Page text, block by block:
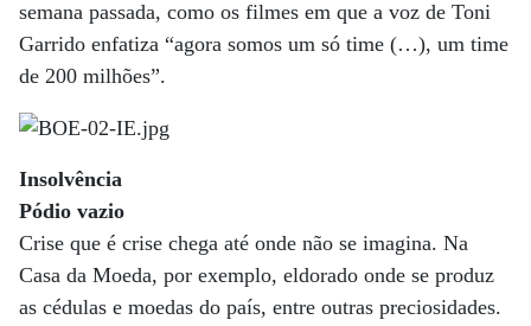
semana passada, como os filmes em que a voz de Toni
Garrido enfatiza “agora somos um só time (…), um time
de 200 milhões”.
Insolvência
Pódio vazio
Crise que é crise chega até onde não se imagina. Na
Casa da Moeda, por exemplo, eldorado onde se produz
as cédulas e moedas do país, entre outras preciosidades.